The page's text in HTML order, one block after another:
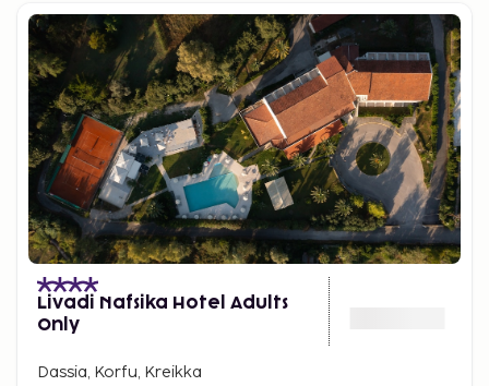
on tarjota sembon avulla
Korfun sekoitus upeaa luontoa, historiallisia aarteita
ja gastronomisia elämyksiä tarjoaa jokaiselle
jotakin. Olipa kiinnostuksen kohteesi rannalla
rentoutuminen, luonnossa seikkailu tai kreikkalaisen
kulttuurin tutkiminen, Korfu täyttää odotuksesi.
Livadi Nafsika Hotel Adults
Only
Dassia, Korfu, Kreikka